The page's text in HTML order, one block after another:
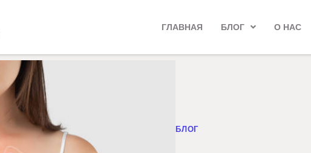
ГЛАВНАЯ БЛОГ О НАС
БЛОГ